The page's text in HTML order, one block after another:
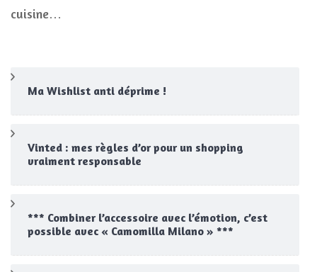
cuisine…
Ma Wishlist anti déprime !
Vinted : mes règles d’or pour un shopping
vraiment responsable
*** Combiner l’accessoire avec l’émotion, c’est
possible avec « Camomilla Milano » ***